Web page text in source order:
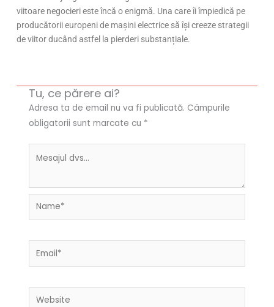
viitoare negocieri este încă o enigmă. Una care îi împiedică pe
producătorii europeni de mașini electrice să își creeze strategii
de viitor ducând astfel la pierderi substanțiale.
Tu, ce părere ai?
Adresa ta de email nu va fi publicată. Câmpurile
obligatorii sunt marcate cu *
Name*
Email*
Website